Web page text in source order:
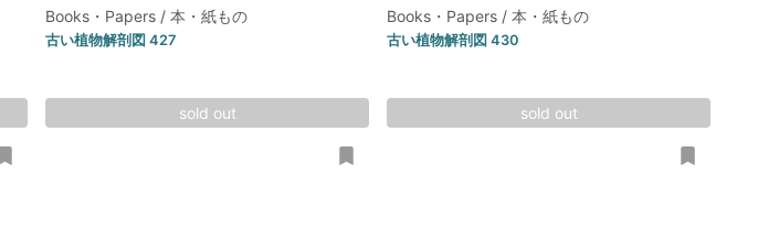
Books・Papers / 本・紙もの
古い植物解剖図 427
sold out
Books・Papers / 本・紙もの
古い植物解剖図 430
sold out